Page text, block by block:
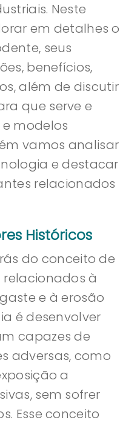
Neste
em detalhes o
seus
benefícios,
além de discutir
que serve e
modelos
vamos analisar
e destacar
relacionados
Históricos
do conceito de
à
e à erosão
é desenvolver
capazes de
adversas, como
a
sem sofrer
Esse conceito